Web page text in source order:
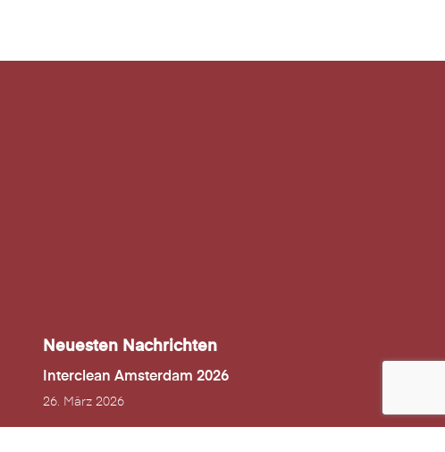
Neuesten Nachrichten
Interclean Amsterdam 2026
26. März 2026